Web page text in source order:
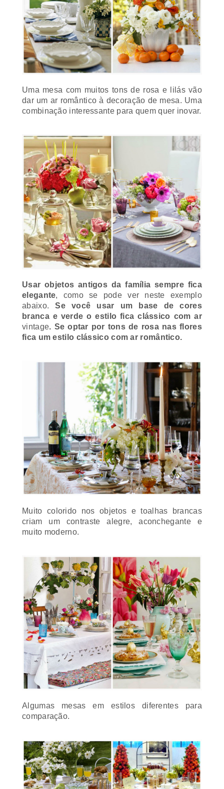
Uma mesa com muitos tons de rosa e lilás vão
dar um ar romântico à decoração de mesa. Uma
combinação interessante para quem quer inovar.
Usar objetos antigos da família sempre fica
elegante, como se pode ver neste exemplo
abaixo.Se você usar um base de cores
branca e verde o estilo fica clássico com ar
vintage. Se optar por tons de rosa nas flores
fica um estilo clássico com ar romântico.
Muito colorido nos objetos e toalhas brancas
criam um contraste alegre, aconchegante e
muito moderno.
Algumas mesas em estilos diferentes para
comparação.